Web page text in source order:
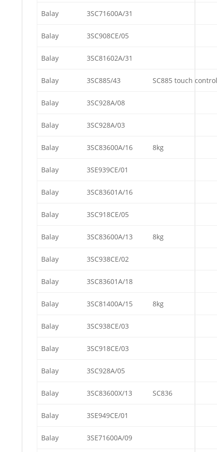
Balay 3SC71600A/31
Balay 3SC908CE/05
Balay 3SC81602A/31
Balay 3SC885/43 SC885 touch control
Balay 3SC928A/08
Balay 3SC928A/03
Balay 3SC83600A/16 8kg
Balay 3SE939CE/01
Balay 3SC83601A/16
Balay 3SC918CE/05
Balay 3SC83600A/13 8kg
Balay 3SC938CE/02
Balay 3SC83601A/18
Balay 3SC81400A/15 8kg
Balay 3SC938CE/03
Balay 3SC918CE/03
Balay 3SC928A/05
Balay 3SC83600X/13 SC836
Balay 3SE949CE/01
Balay 3SE71600A/09